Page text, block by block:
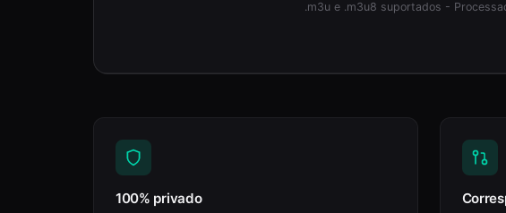
.m3u e .m3u8 suportados -
100% privado